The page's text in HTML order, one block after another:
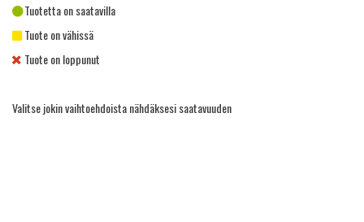
Tuotetta on saatavilla
Tuote on vähissä
Tuote on loppunut
Valitse jokin vaihtoehdoista nähdäksesi saatavuuden